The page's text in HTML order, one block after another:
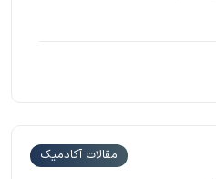
مقالات آکادمیک